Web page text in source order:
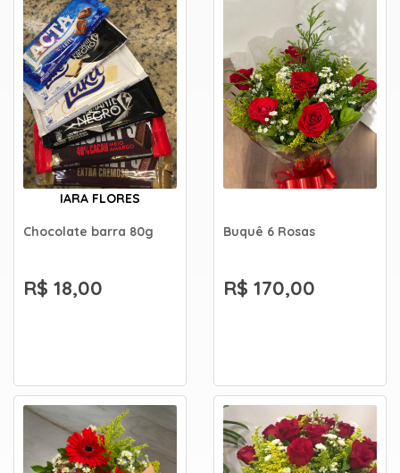
IARA FLORES
Chocolate barra 80g
R$ 18,00
Buquê 6 Rosas
R$ 170,00